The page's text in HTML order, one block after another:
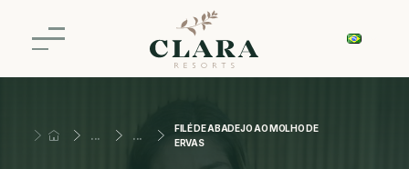
FILÉ DE ABADEJO AO MOLHO DE
ERVAS